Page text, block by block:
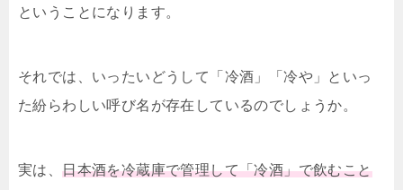
ということになります。
それでは、いったいどうして「冷酒」「冷や」といっ
た紛らわしい呼び名が存在しているのでしょうか。
実は、日本酒を冷蔵庫で管理して「冷酒」で飲むこと